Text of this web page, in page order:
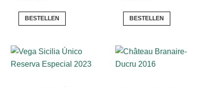
BESTELLEN BESTELLEN